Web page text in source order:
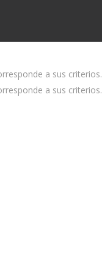
a sus criterios.
a sus criterios.